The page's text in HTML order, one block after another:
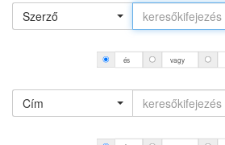
Szerző
és vagy
Cím